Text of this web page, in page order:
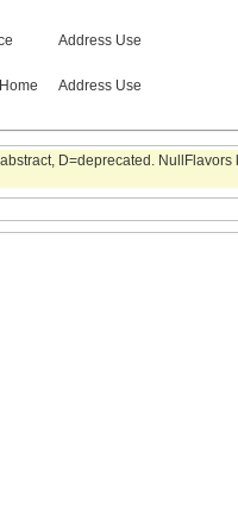
Address Use
Address Use
D=deprecated. NullFlavors